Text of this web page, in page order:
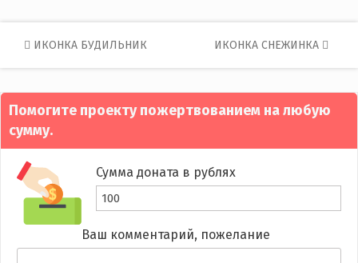
Post
navigation
ИКОНКА БУДИЛЬНИК ИКОНКА СНЕЖИНКА
Помогите проекту пожертвованием на любую
сумму.
Сумма доната в рублях
Ваш комментарий, пожелание